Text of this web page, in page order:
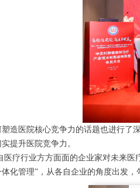
医院核心竞争力的话题也进行了深
提升医院竞争力。
行业方方面面的企业家对未来医疗
化管理”，从各自企业的角度出发